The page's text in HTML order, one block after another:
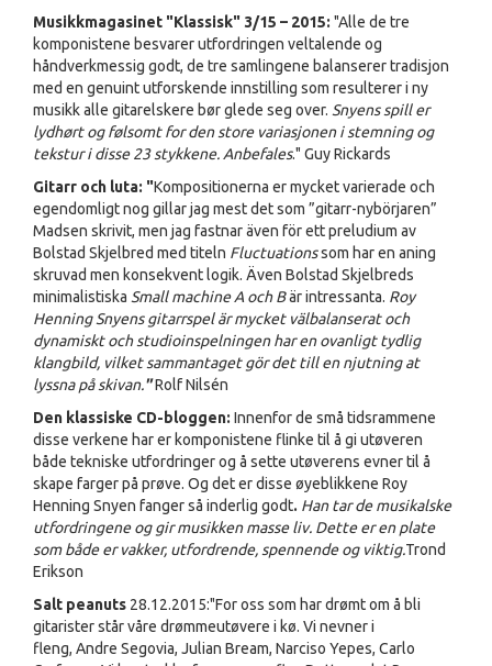
Musikkmagasinet "Klassisk" 3/15 – 2015: "Alle de tre
komponistene besvarer utfordringen veltalende og
håndverkmessig godt, de tre samlingene balanserer tradisjon
med en genuint utforskende innstilling som resulterer i ny
musikk alle gitarelskere bør glede seg over. Snyens spill er
lydhørt og følsomt for den store variasjonen i stemning og
tekstur i disse 23 stykkene. Anbefales." Guy Rickards
Gitarr och luta: "Kompositionerna er mycket varierade och
egendomligt nog gillar jag mest det som ”gitarr-nybörjaren”
Madsen skrivit, men jag fastnar även för ett preludium av
Bolstad Skjelbred med titeln Fluctuationssom har en aning
skruvad men konsekvent logik. Även Bolstad Skjelbreds
minimalistiska Small machine A och Bär intressanta. Roy
Henning Snyens gitarrspel är mycket välbalanserat och
dynamiskt och studioinspelningen har en ovanligt tydlig
klangbild, vilket sammantaget gör det till en njutning at
lyssna på skivan."Rolf Nilsén
Den klassiske CD-bloggen: Innenfor de små tidsrammene
disse verkene har er komponistene flinke til å gi utøveren
både tekniske utfordringer og å sette utøverens evner til å
skape farger på prøve. Og det er disse øyeblikkene Roy
Henning Snyen fanger så inderlig godt. Han tar de musikalske
utfordringene og gir musikken masse liv. Dette er en plate
som både er vakker, utfordrende, spennende og viktig.Trond
Erikson
Salt peanuts 28.12.2015:"For oss som har drømt om å bli
gitarister står våre drømmeutøvere i kø. Vi nevner i
fleng, Andre Segovia, Julian Bream, Narciso Yepes, Carlo